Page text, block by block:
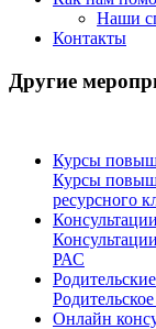
Наши
Контакты
Другие
Курсы
Курсы
ресурсного
РАС
Онлайн